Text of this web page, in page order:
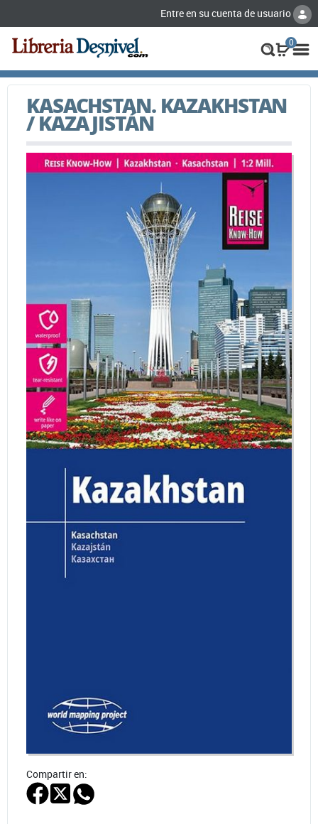
Entre en su cuenta de usuario
0
KASACHSTAN. KAZAKHSTAN
/ KAZAJISTÁN
Compartir en: